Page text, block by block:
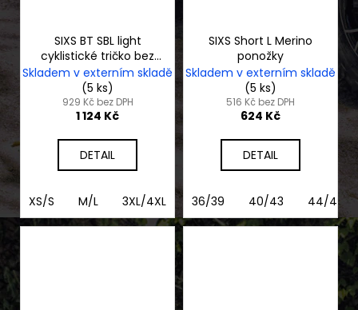
SIXS BT SBL light
cyklistické tričko bez
rukávů
Skladem v externím skladě
(5 ks)
929 Kč bez DPH
1 124 Kč
DETAIL
XS/S M/L 3XL/4XL XL/2XL
SIXS Short L Merino
ponožky
Skladem v externím skladě
(5 ks)
516 Kč bez DPH
624 Kč
DETAIL
36/39 40/43 44/47